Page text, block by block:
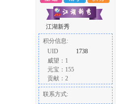
江湖新秀
积分信息:
UID
1738
威望：1
元宝：155
贡献：2
联系方式: